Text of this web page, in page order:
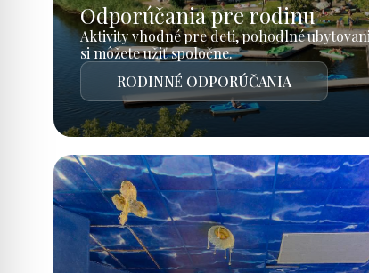
Odporúčania pre rodinu
Aktivity vhodné pre deti, pohodlné
si môžete užiť spoločne.
RODINNÉ ODPORÚČANIA